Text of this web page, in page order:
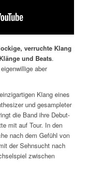
verruchte Klang
und Beats.
aber
Klang eines
und gesampleter
die Band ihre Debut-
mit auf Tour. In den
nach dem Gefühl von
der Sehnsucht nach
zwischen